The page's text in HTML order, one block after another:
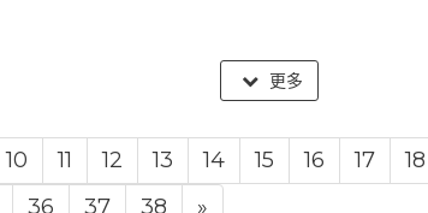
更多
10 11 12 13 14 15 16 17 18
36
37 38 »